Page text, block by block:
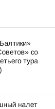
со
тура
налет